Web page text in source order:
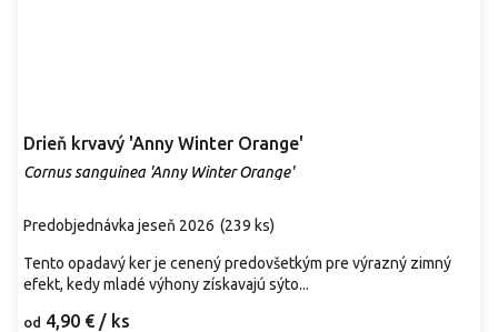
Drieň krvavý 'Anny Winter Orange'
Cornus sanguinea 'Anny Winter Orange'
Predobjednávka jeseň 2026 (239 ks)
od 4,90 € / ks
Tento opadavý ker je cenený predovšetkým pre výrazný zimný
efekt, kedy mladé výhony získavajú sýto...